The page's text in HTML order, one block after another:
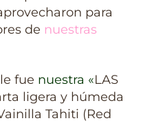
para
de nuestras
fue nuestra «LAS
ligera y húmeda
Tahiti (Red